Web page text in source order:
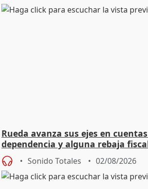
Rueda avanza sus ejes en
dependencia y alguna rebaja
vivienda
Sonido Totales 02/08/2026